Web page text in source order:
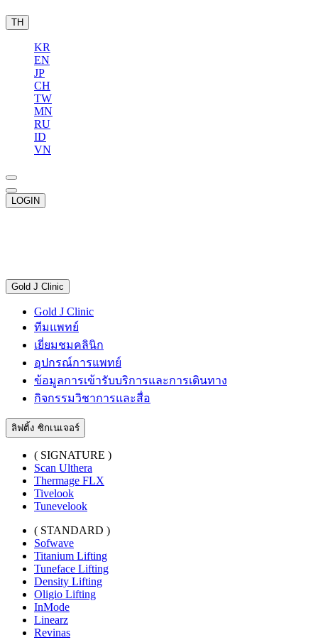
TH
KR
EN
JP
CH
TW
MN
RU
ID
VN
LOGIN
Gold J Clinic
Gold J Clinic
ทีมแพทย์
เยี่ยมชมคลินิก
อุปกรณ์การแพทย์
ข้อมูลการเข้ารับบริการและการเดินทาง
กิจกรรมวิชาการและสื่อ
ลิฟติ้ง ซิกเนเจอร์
( SIGNATURE )
Scan Ulthera
Thermage FLX
Tivelook
Tunevelook
( STANDARD )
Sofwave
Titanium Lifting
Tuneface Lifting
Density Lifting
Oligio Lifting
InMode
Linearz
Revinas